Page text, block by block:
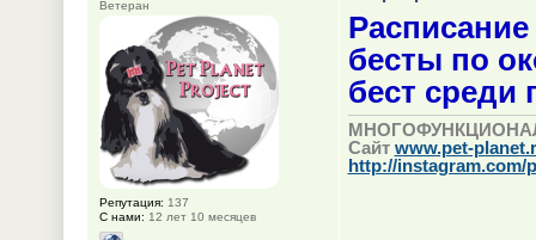
Расписание
бесты по
бест среди
Сайт www.pet-
http://instagram.com/
Ветеран
Репутация: 137
С нами: 12 лет 10 месяцев